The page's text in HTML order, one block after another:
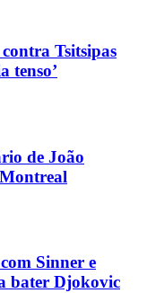
Tsitsipas
tenso’
de João
Sinner e
bater Djokovic